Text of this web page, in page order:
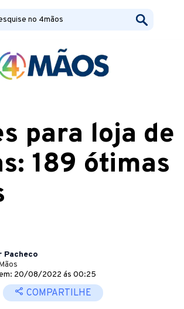
para loja de
189 ótimas
20/08/2022 ás 00:25
COMPARTILHE